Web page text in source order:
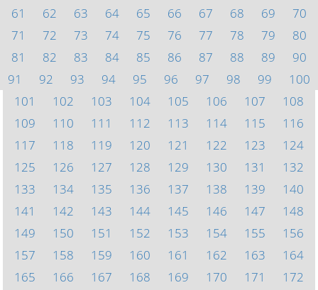
61
62 63 64 65 66 67 68 69
70
71
72 73 74 75 76 77 78 79
80
81
82 83 84 85 86 87 88 89
90
91
92 93 94 95 96 97 98 99
100
101
102 103 104 105 106 107
108
109
110 111 112 113 114 115
116
117
118 119 120 121 122 123
124
125
126 127 128 129 130 131
132
133
134 135 136 137 138 139
140
141
142 143 144 145 146 147
148
149
150 151 152 153 154 155
156
157
158 159 160 161 162 163
164
165
166 167 168 169 170 171
172